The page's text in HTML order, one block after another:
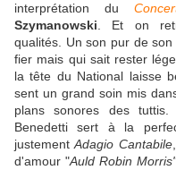
interprétation du
Szymanowski . Et on
qualités. Un son pur de
fier mais qui sait rester
la tête du National laisse
sent un grand soin mis
plans sonores des
Benedetti sert à la
justementAdagio Cantabile
d'amour "Auld Robin